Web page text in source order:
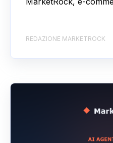
REDAZIONE MARKETROCK